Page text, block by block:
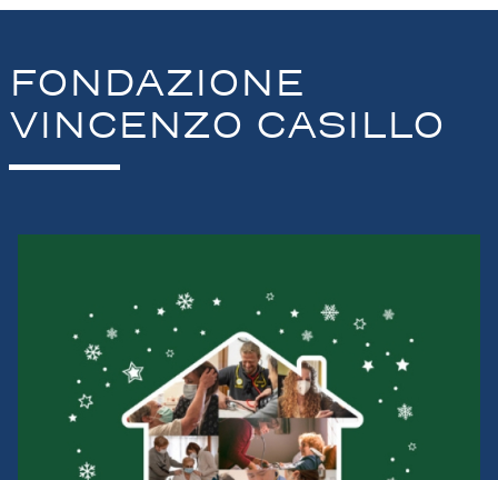
FONDAZIONE
VINCENZO CASILLO